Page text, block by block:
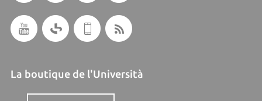
La boutique de l'Università